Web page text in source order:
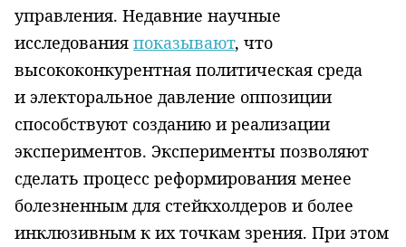
управления. Недавние научные
исследования показывают, что
высококонкурентная политическая среда
и электоральное давление оппозиции
способствуют созданию и реализации
экспериментов. Эксперименты позволяют
сделать процесс реформирования менее
болезненным для стейкхолдеров и более
инклюзивным к их точкам зрения. При этом